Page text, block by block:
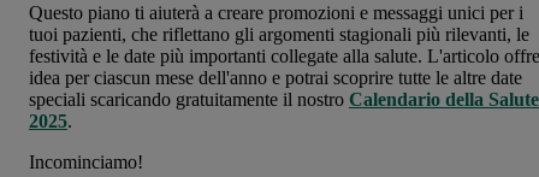
Questo piano ti aiuterà a creare promozioni e messaggi unici per i
tuoi pazienti, che riflettano gli argomenti stagionali più rilevanti, le
festività e le date più importanti collegate alla salute. L'articolo offre
idea per ciascun mese dell'anno e potrai scoprire tutte le altre date
speciali scaricando gratuitamente il nostro Calendario della Salute
2025.
Incominciamo!